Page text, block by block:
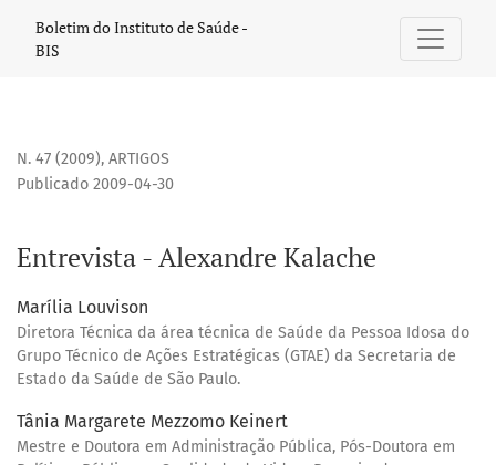
Boletim do Instituto de Saúde -
BIS
N. 47 (2009), ARTIGOS
Entrevista - Alexandre Kalache
Publicado 2009-04-30
Marília Louvison
Diretora Técnica da área técnica de Saúde da Pessoa Idosa do
Grupo Técnico de Ações Estratégicas (GTAE) da Secretaria de
Estado da Saúde de São Paulo.
Tânia Margarete Mezzomo Keinert
Mestre e Doutora em Administração Pública, Pós-Doutora em